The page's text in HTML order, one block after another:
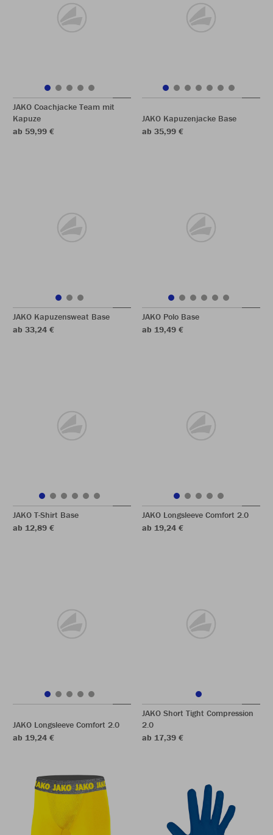
JAKO Coachjacke Team mit
Kapuze
ab 59,99 €
JAKO Kapuzenjacke Base
ab 35,99 €
JAKO Kapuzensweat Base
ab 33,24 €
JAKO Polo Base
ab 19,49 €
JAKO T-Shirt Base
ab 12,89 €
JAKO Longsleeve Comfort 2.0
ab 19,24 €
JAKO Longsleeve Comfort 2.0
ab 19,24 €
JAKO Short Tight Compression
2.0
ab 17,39 €